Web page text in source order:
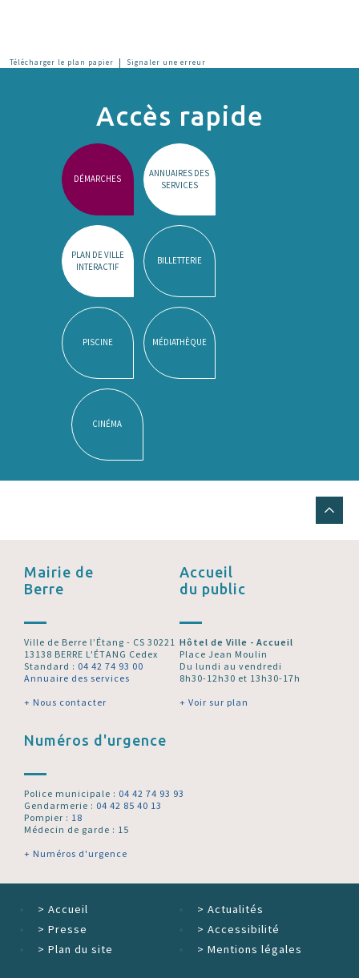
Télécharger le plan papier | Signaler une erreur
Accès rapide
DÉMARCHES
ANNUAIRES DES
SERVICES
PLAN DE VILLE
INTERACTIF
BILLETTERIE
PISCINE MÉDIATHÈQUE
CINÉMA
Mairie de
Berre
Ville de Berre l’Étang - CS 30221
13138 BERRE L'ÉTANG Cedex
Standard : 04 42 74 93 00
Annuaire des services
+ Nous contacter
Accueil
du public
Hôtel de Ville - Accueil
Place Jean Moulin
Du lundi au vendredi
8h30-12h30 et 13h30-17h
+ Voir sur plan
Numéros d'urgence
Police municipale : 04 42 74 93 93
Gendarmerie : 04 42 85 40 13
Pompier : 18
Médecin de garde : 15
+ Numéros d'urgence
> Accueil > Actualités
> Presse > Accessibilité
> Plan du site > Mentions légales